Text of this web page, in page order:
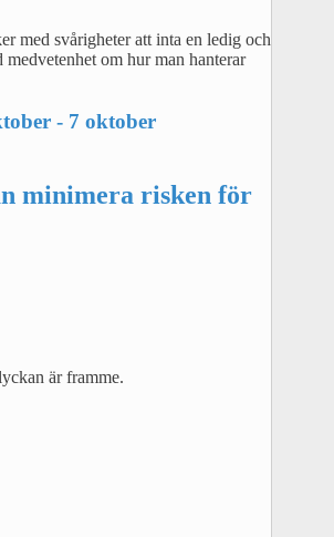
med svårigheter att inta en ledig och
om hur man hanterar
- 7 oktober
minimera risken för
är framme.